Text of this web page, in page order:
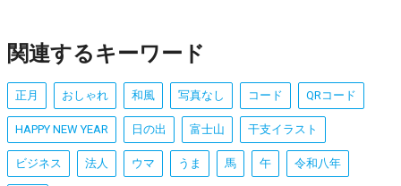
関連するキーワード
正月 おしゃれ 和風 写真なし コード QRコード
HAPPY NEW YEAR 日の出 富士山 干支イラスト
ビジネス 法人 ウマ うま 馬 午 令和八年